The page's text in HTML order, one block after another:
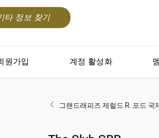
타 정보 찾기
원가입 계정 활성화
그랜드래피즈 제럴드 R. 포드 국